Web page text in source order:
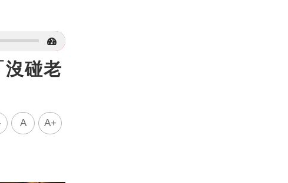
沒碰老
A A+